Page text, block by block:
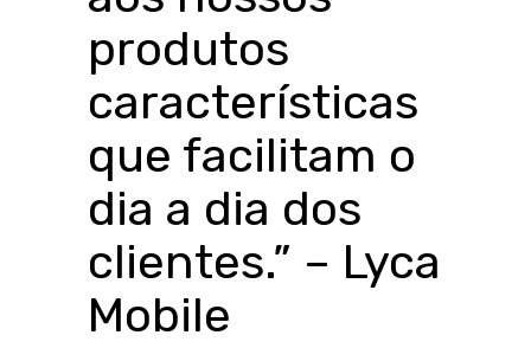
produtos
características
que facilitam o
dia a dia dos
clientes.” – Lyca
Mobile